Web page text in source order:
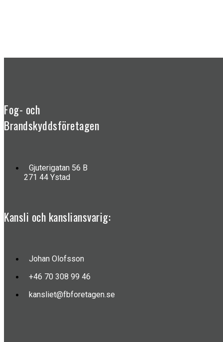
Fog- och
Brandskyddsföretagen
Gjuterigatan 56 B
271 44 Ystad
Kansli och kansliansvarig:
Johan Olofsson
+46 70 308 99 46
kansliet@fbforetagen.se